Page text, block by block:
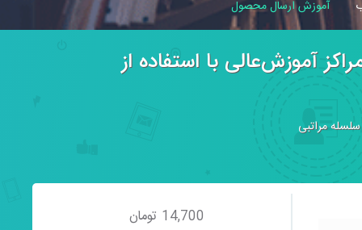
آموزش ارسال محصول
آموزش‌عالی با استفاده از
مراتبی
14,700 تومان